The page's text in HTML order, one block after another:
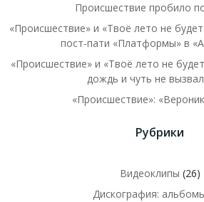
Происшествие пробило
«Происшествие» и «Твоё лето не
пост-пати «Платформы» в
«Происшествие» и «Твоё лето не
дождь и чуть не
«Происшествие»:
Рубрики
Видеоклипы (26)
Дискография: